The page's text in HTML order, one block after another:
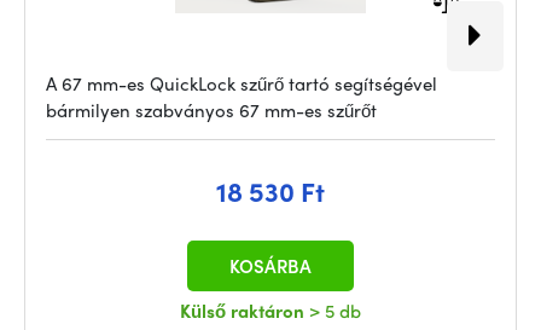
A 67 mm-es QuickLock szűrő tartó segítségével
bármilyen szabványos 67 mm-es szűrőt
18 530 Ft
Külső raktáron > 5 db
KOSÁRBA